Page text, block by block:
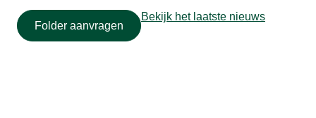
Folder aanvragen
Bekijk het laatste nieuws